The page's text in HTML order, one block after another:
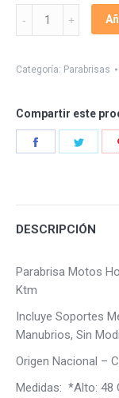
Parabrisa
400
Ktm
quantity
Categoría: Parabrisas
Compartir este
DESCRIPCIÓN
Parabrisa Motos
Ktm
Incluye Soportes
Manubrios, Sin
Origen Nacional –
Medidas: *Alto: